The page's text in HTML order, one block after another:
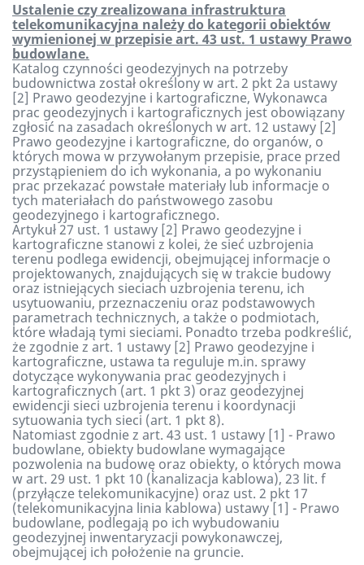
Ustalenie czy zrealizowana infrastruktura
telekomunikacyjna należy do kategorii obiektów
wymienionej w przepisie art. 43 ust. 1 ustawy Prawo
budowlane.
Katalog czynności geodezyjnych na potrzeby
budownictwa został określony w art. 2 pkt 2a ustawy
[2] Prawo geodezyjne i kartograficzne, Wykonawca
prac geodezyjnych i kartograficznych jest obowiązany
zgłosić na zasadach określonych w art. 12 ustawy [2]
Prawo geodezyjne i kartograficzne, do organów, o
których mowa w przywołanym przepisie, prace przed
przystąpieniem do ich wykonania, a po wykonaniu
prac przekazać powstałe materiały lub informacje o
tych materiałach do państwowego zasobu
geodezyjnego i kartograficznego.
Artykuł 27 ust. 1 ustawy [2] Prawo geodezyjne i
kartograficzne stanowi z kolei, że sieć uzbrojenia
terenu podlega ewidencji, obejmującej informacje o
projektowanych, znajdujących się w trakcie budowy
oraz istniejących sieciach uzbrojenia terenu, ich
usytuowaniu, przeznaczeniu oraz podstawowych
parametrach technicznych, a także o podmiotach,
które władają tymi sieciami. Ponadto trzeba podkreślić,
że zgodnie z art. 1 ustawy [2] Prawo geodezyjne i
kartograficzne, ustawa ta reguluje m.in. sprawy
dotyczące wykonywania prac geodezyjnych i
kartograficznych (art. 1 pkt 3) oraz geodezyjnej
ewidencji sieci uzbrojenia terenu i koordynacji
sytuowania tych sieci (art. 1 pkt 8).
Natomiast zgodnie z art. 43 ust. 1 ustawy [1] - Prawo
budowlane, obiekty budowlane wymagające
pozwolenia na budowę oraz obiekty, o których mowa
w art. 29 ust. 1 pkt 10 (kanalizacja kablowa), 23 lit. f
(przyłącze telekomunikacyjne) oraz ust. 2 pkt 17
(telekomunikacyjna linia kablowa) ustawy [1] - Prawo
budowlane, podlegają po ich wybudowaniu
geodezyjnej inwentaryzacji powykonawczej,
obejmującej ich położenie na gruncie.